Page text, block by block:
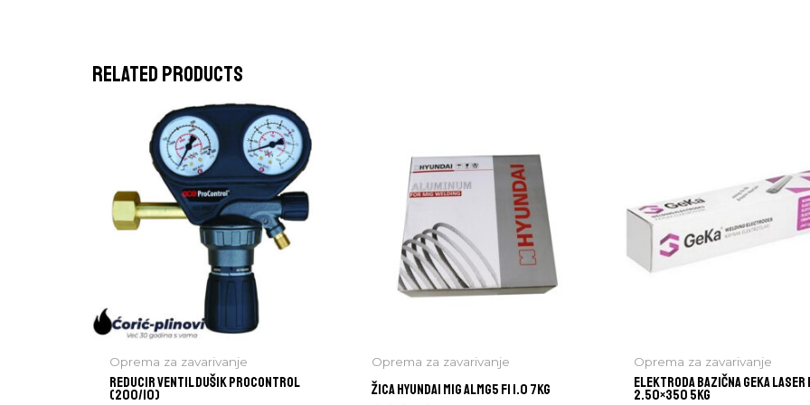
Related products
Oprema za zavarivanje
REDUCIR VENTIL DUŠIK PROCONTROL
(200/10)
Oprema za zavarivanje
ŽICA HYUNDAI MIG ALMG5 FI 1.0 7KG
Oprema za zavarivanje
ELEKTRODA BAZIČNA GEKA
2.50×350 5kg